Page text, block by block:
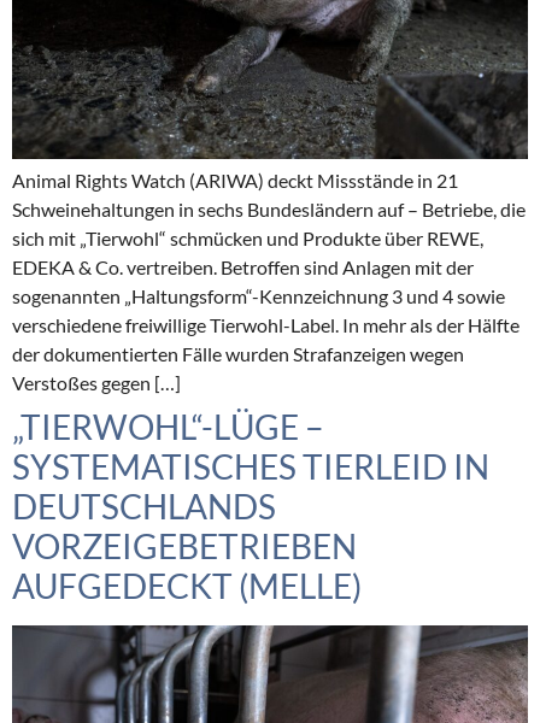
Animal Rights Watch (ARIWA) deckt Missstände in 21
Schweinehaltungen in sechs Bundesländern auf – Betriebe, die
sich mit „Tierwohl“ schmücken und Produkte über REWE,
EDEKA & Co. vertreiben. Betroffen sind Anlagen mit der
sogenannten „Haltungsform“-Kennzeichnung 3 und 4 sowie
verschiedene freiwillige Tierwohl-Label. In mehr als der Hälfte
der dokumentierten Fälle wurden Strafanzeigen wegen
Verstoßes gegen […]
„TIERWOHL“-LÜGE –
SYSTEMATISCHES TIERLEID IN
DEUTSCHLANDS
VORZEIGEBETRIEBEN
AUFGEDECKT (MELLE)